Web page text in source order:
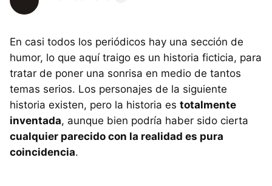
En casi todos los periódicos hay una sección de
humor, lo que aquí traigo es un historia ficticia, para
tratar de poner una sonrisa en medio de tantos
temas serios. Los personajes de la siguiente
historia existen, pero la historia es totalmente
inventada, aunque bien podría haber sido cierta
cualquier parecido con la realidad es pura
coincidencia.